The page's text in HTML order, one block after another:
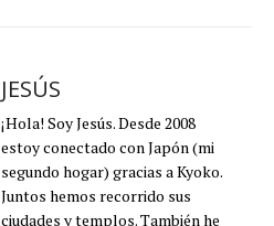
JESÚS
¡Hola! Soy Jesús. Desde 2008
estoy conectado con Japón (mi
segundo hogar) gracias a Kyoko.
Juntos hemos recorrido sus
ciudades y templos. También he